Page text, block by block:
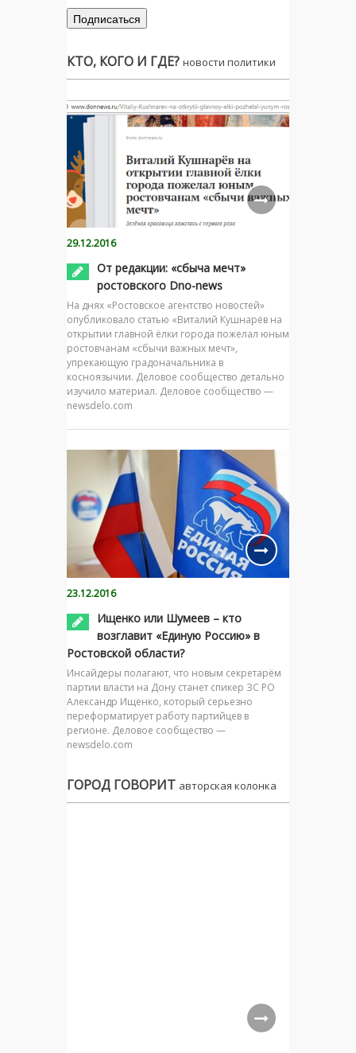
КТО, КОГО И ГДЕ? новости политики
29.12.2016
От редакции: «сбыча мечт»
ростовского Dno-news
На днях «Ростовское агентство новостей»
опубликовало статью «Виталий Кушнарёв на
открытии главной ёлки города пожелал юным
ростовчанам «сбычи важных мечт»,
упрекающую градоначальника в
косноязычии. Деловое сообщество детально
изучило материал. Деловое сообщество —
newsdelo.com
23.12.2016
Ищенко или Шумеев – кто
возглавит «Единую Россию» в
Ростовской области?
Инсайдеры полагают, что новым секретарём
партии власти на Дону станет спикер ЗС РО
Александр Ищенко, который серьезно
переформатирует работу партийцев в
регионе. Деловое сообщество —
newsdelo.com
ГОРОД ГОВОРИТ авторская колонка